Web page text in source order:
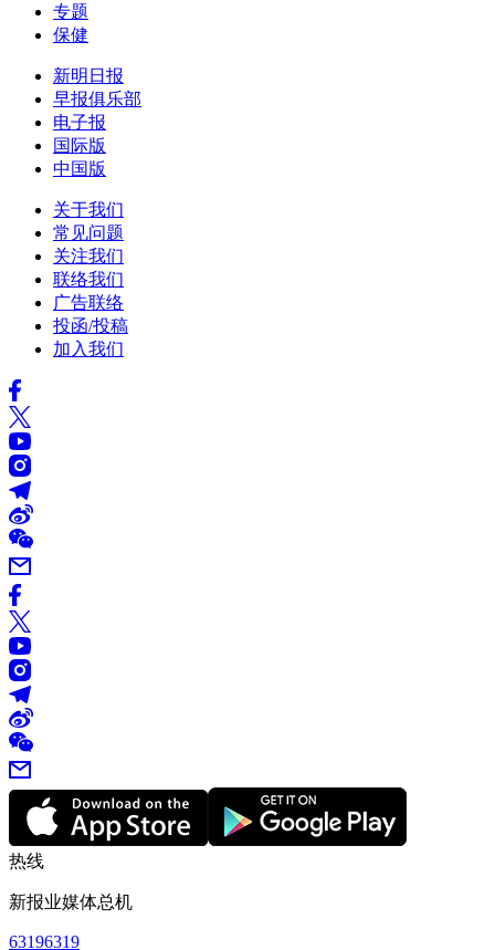
专题
保健
新明日报
早报俱乐部
电子报
国际版
中国版
关于我们
常见问题
关注我们
联络我们
广告联络
投函/投稿
加入我们
热线
新报业媒体总机
63196319